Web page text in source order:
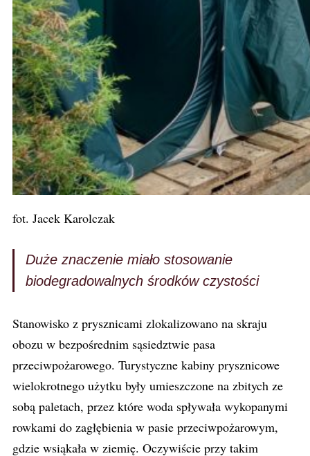
fot. Jacek Karolczak
Duże znaczenie miało stosowanie
biodegradowalnych środków czystości
Stanowisko z prysznicami zlokalizowano na skraju
obozu w bezpośrednim sąsiedztwie pasa
przeciwpożarowego. Turystyczne kabiny prysznicowe
wielokrotnego użytku były umieszczone na zbitych ze
sobą paletach, przez które woda spływała wykopanymi
rowkami do zagłębienia w pasie przeciwpożarowym,
gdzie wsiąkała w ziemię. Oczywiście przy takim